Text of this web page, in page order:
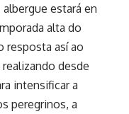
estará en
alta do
resposta así ao
desde
intensificar a
peregrinos, a